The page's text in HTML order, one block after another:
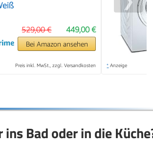
449,00 €
529,00 €
Bei Amazon ansehen
Preis inkl. MwSt., zzgl. Versandkosten * Anzeige
Bad oder in die